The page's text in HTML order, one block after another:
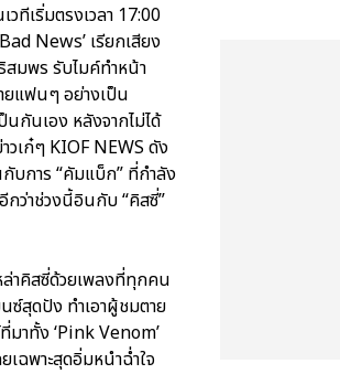
ทีเริ่มตรงเวลา 17:00
News’ เรียกเสียง
มพร รับไมค์ทำหน้า
ยแฟนๆ อย่างเป็น
นกันเอง หลังจากไม่ได้
วเก๋ๆ KIOF NEWS ดัง
บการ “คัมแบ็ก” ที่กำลัง
ว่าช่วงนี้อินกับ “คิสซี่”
ล่าคิสซี่ด้วยเพลงที่ทุกคน
ซ์สุดปัง ทำเอาผู้ชมตาย
าทั้ง ‘Pink Venom’
ฉพาะสุดอิ่มหนำฉ่ำใจ